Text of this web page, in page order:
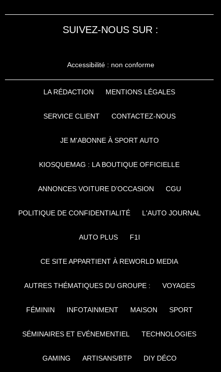
SUIVEZ-NOUS SUR :
Accessibilité : non conforme
LA RÉDACTION MENTIONS LÉGALES
SERVICE CLIENT CONTACTEZ-NOUS
JE M'ABONNE À SPORT AUTO
KIOSQUEMAG : LA BOUTIQUE OFFICIELLE
ANNONCES VOITURE D’OCCASION CGU
POLITIQUE DE CONFIDENTIALITÉ L'AUTO JOURNAL
AUTO PLUS F1I
CE SITE APPARTIENT À REWORLD MEDIA
AUTRES THÉMATIQUES DU GROUPE : VOYAGES
FÉMININ INFOTAINMENT MAISON SPORT
SÉMINAIRES ET EVÉNEMENTIEL TECHNOLOGIES
GAMING ARTISANS/BTP DIY DÉCO